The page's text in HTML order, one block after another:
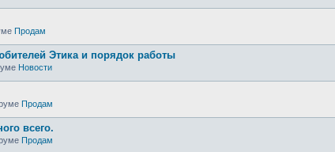
Продам
Этика и порядок работы
Новости
Продам
всего.
Продам